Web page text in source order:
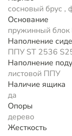
сосновый брус
Основание
пружинный блок
Наполнение
ППУ ST 2536
Наполнение
листовой ППУ
Наличие ящика
да
Опоры
дерево
Жесткость